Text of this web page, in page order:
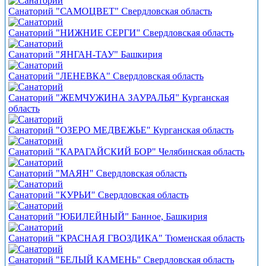
Санаторий "САМОЦВЕТ" Свердловская область
Санаторий "НИЖНИЕ СЕРГИ" Свердловская область
Санаторий "ЯНГАН-ТАУ" Башкирия
Санаторий "ЛЕНЕВКА" Свердловская область
Санаторий "ЖЕМЧУЖИНА ЗАУРАЛЬЯ" Курганская
область
Санаторий "ОЗЕРО МЕДВЕЖЬЕ" Курганская область
Санаторий "КАРАГАЙСКИЙ БОР" Челябинская область
Санаторий "МАЯН" Свердловская область
Санаторий "КУРЬИ" Свердловская область
Санаторий "ЮБИЛЕЙНЫЙ" Банное, Башкирия
Санаторий "КРАСНАЯ ГВОЗДИКА" Тюменская область
Санаторий "БЕЛЫЙ КАМЕНЬ" Свердловская область